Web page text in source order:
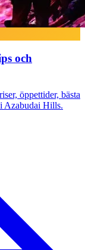
och
öppettider, bästa
Azabudai Hills.